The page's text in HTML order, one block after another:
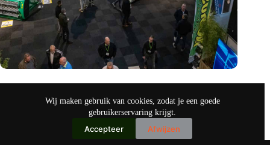
Wij maken gebruik van cookies, zodat je een goede
gebruikerservaring krijgt.
Accepteer Afwijzen
legt accent op de rol van AI
nov 9, 2024